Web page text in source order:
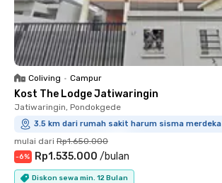
Coliving • Campur
Kost The Lodge Jatiwaringin
Jatiwaringin, Pondokgede
3.5 km dari rumah sakit harum sisma merdeka
mulai dari Rp1.650.000
-6% Rp1.535.000 /bulan
Diskon sewa min. 12 Bulan